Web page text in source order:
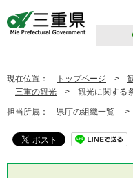
現在位置： トップページ >
三重の観光 > 観光に関する
担当所属： 県庁の組織一覧 >